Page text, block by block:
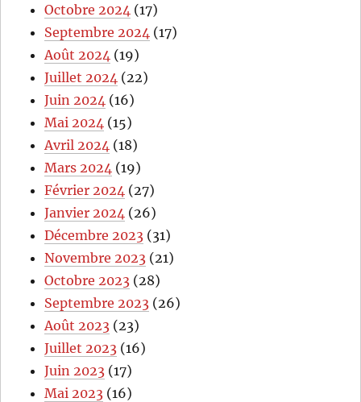
Octobre 2024 (17)
Septembre 2024 (17)
Août 2024 (19)
Juillet 2024 (22)
Juin 2024 (16)
Mai 2024 (15)
Avril 2024 (18)
Mars 2024 (19)
Février 2024 (27)
Janvier 2024 (26)
Décembre 2023 (31)
Novembre 2023 (21)
Octobre 2023 (28)
Septembre 2023 (26)
Août 2023 (23)
Juillet 2023 (16)
Juin 2023 (17)
Mai 2023 (16)